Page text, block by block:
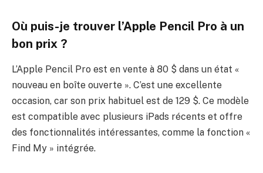
Où puis-je trouver l’Apple Pencil Pro à un
bon prix ?
L’Apple Pencil Pro est en vente à 80 $ dans un état «
nouveau en boîte ouverte ». C’est une excellente
occasion, car son prix habituel est de 129 $. Ce modèle
est compatible avec plusieurs iPads récents et offre
des fonctionnalités intéressantes, comme la fonction «
Find My » intégrée.